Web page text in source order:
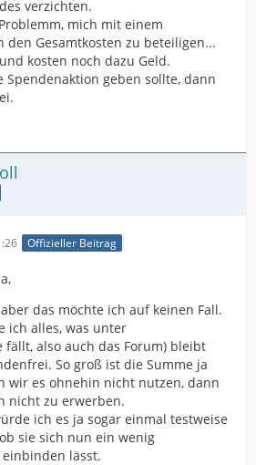
verzichten.
mich mit einem
den Gesamtkosten zu beteiligen...
kosten noch dazu Geld.
Spendenaktion geben sollte, dann
Offizieller Beitrag
das möchte ich auf keinen Fall.
ich alles, was unter
also auch das Forum) bleibt
So groß ist die Summe ja
wir es ohnehin nicht nutzen, dann
nicht zu erwerben.
ich es ja sogar einmal testweise
sie sich nun ein wenig
lässt.